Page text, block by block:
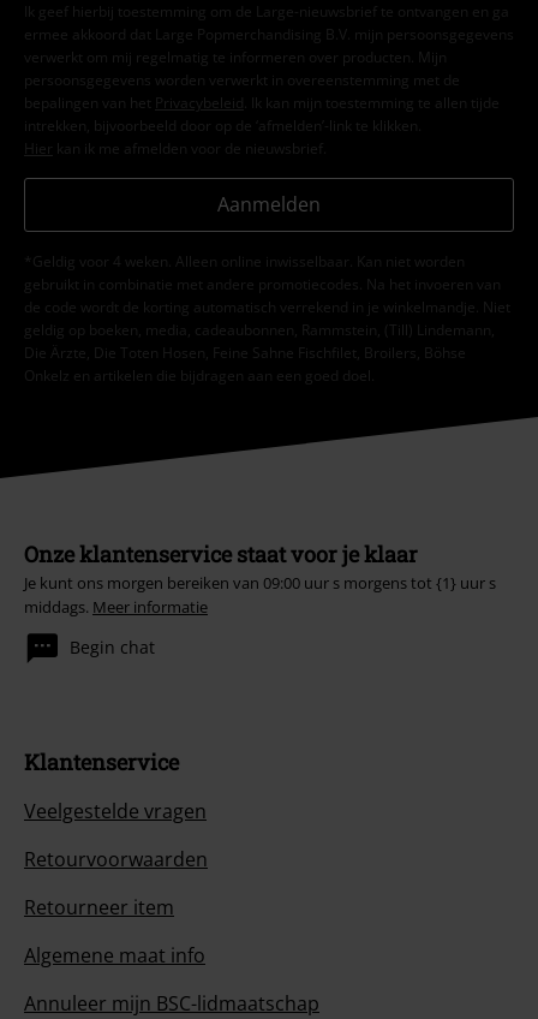
Ik geef hierbij toestemming om de Large-nieuwsbrief te ontvangen en ga
ermee akkoord dat Large Popmerchandising B.V. mijn persoonsgegevens
verwerkt om mij regelmatig te informeren over producten. Mijn
persoonsgegevens worden verwerkt in overeenstemming met de
bepalingen van het
Privacybeleid . Ik kan mijn toestemming te allen tijde
intrekken, bijvoorbeeld door op de ‘afmelden’-link te klikken.
Hier kan ik me afmelden voor de nieuwsbrief.
Aanmelden
*Geldig voor 4 weken. Alleen online inwisselbaar. Kan niet worden
gebruikt in combinatie met andere promotiecodes. Na het invoeren van
de code wordt de korting automatisch verrekend in je winkelmandje. Niet
geldig op boeken, media, cadeaubonnen, Rammstein, (Till) Lindemann,
Die Ärzte, Die Toten Hosen, Feine Sahne Fischfilet, Broilers, Böhse
Onkelz en artikelen die bijdragen aan een goed doel.
Onze klantenservice staat voor je klaar
Je kunt ons morgen bereiken van 09:00 uur s morgens tot {1} uur s
middags. Meer informatie
Begin chat
Klantenservice
Veelgestelde vragen
Retourvoorwaarden
Retourneer item
Algemene maat info
Annuleer mijn BSC-lidmaatschap